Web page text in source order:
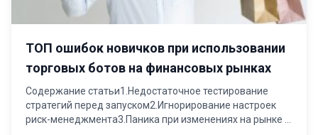
ТОП ошибок новичков при использовании
торговых ботов на финансовых рынках
Содержание статьи1.Недостаточное тестирование
стратегий перед запуском2.Игнорирование настроек
риск-менеджмента3.Паника при изменениях на рынке и